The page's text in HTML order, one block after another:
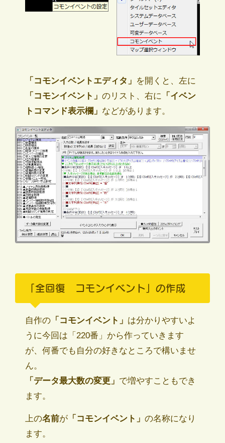
「コモンイベントエディタ」 を開くと、左に
「コモンイベント」 のリスト、右に
「イベン
トコマンド表示欄」 などがあります。
「全回復 コモンイベント」の作成
自作の 「コモンイベント」 は分かりやすいよ
うに今回は「220番」から作っていきます
が、何番でも自分の好きなところで構いませ
ん。
「データ最大数の変更」 で増やすこともでき
ます。
上の名前が 「コモンイベント」 の名称になり
ます。